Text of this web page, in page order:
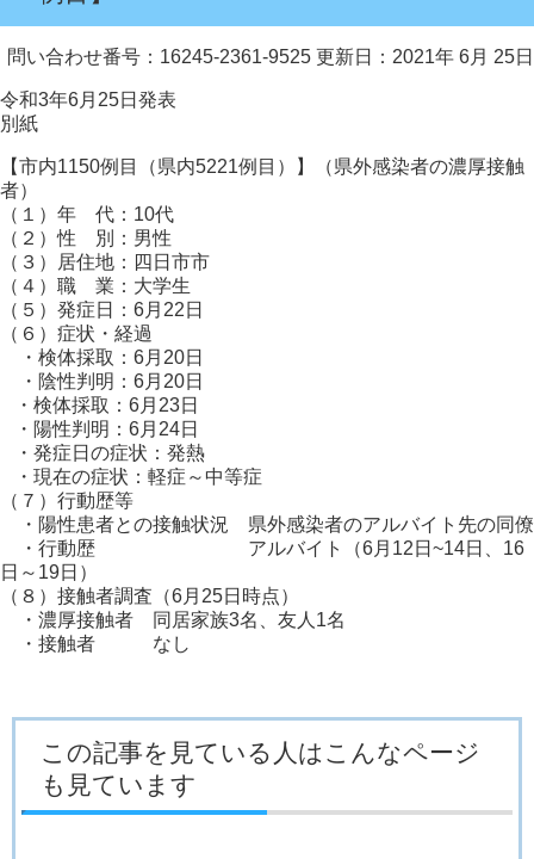
問い合わせ番号：16245-2361-9525 更新日：2021年 6月 25日
令和3年6月25日発表
別紙
【市内1150例目（県内5221例目）】（県外感染者の濃厚接触
者）
（１）年 代：10代
（２）性 別：男性
（３）居住地：四日市市
（４）職 業：大学生
（５）発症日：6月22日
（６）症状・経過
・検体採取：6月20日
・陰性判明：6月20日
・検体採取：6月23日
・陽性判明：6月24日
・発症日の症状：発熱
・現在の症状：軽症～中等症
（７）行動歴等
・陽性患者との接触状況 県外感染者のアルバイト先の同僚
・行動歴 アルバイト（6月12日~14日、16
日～19日）
（８）接触者調査（6月25日時点）
・濃厚接触者 同居家族3名、友人1名
・接触者 なし
この記事を見ている人はこんなページ
も見ています